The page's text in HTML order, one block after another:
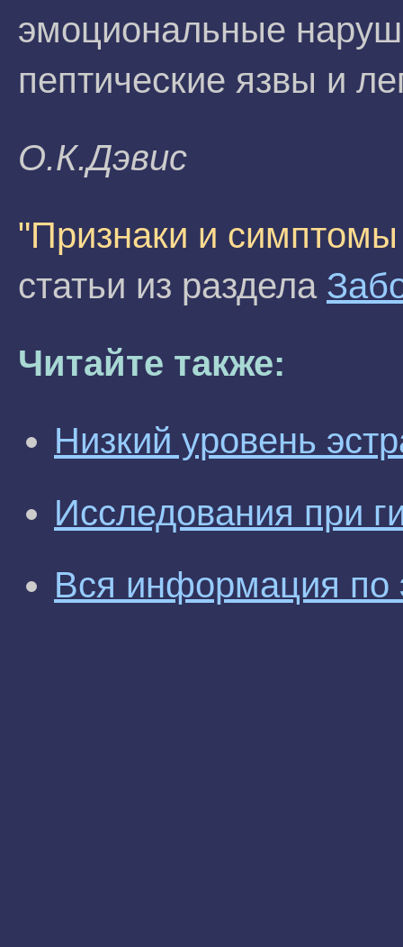
эмоциональные
пептические язвы и
О.К.Дэвис
"Признаки и симптомы
статьи из раздела
Читайте также:
Низкий уровень
Исследования при
Вся информация по